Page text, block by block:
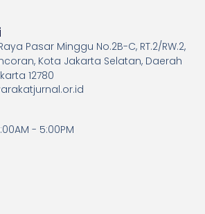
Pasar Minggu No.2B-C, RT.2/RW.2,
Kota Jakarta Selatan, Daerah
12780
- 5:00PM